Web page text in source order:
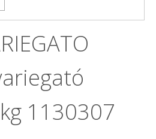
1130307